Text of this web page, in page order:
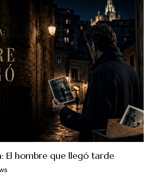
El hombre que llegó tarde